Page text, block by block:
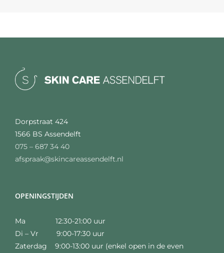
Dorpstraat 424
1566 BS Assendelft
075 – 687 34 40
afspraak@skincareassendelft.nl
OPENINGSTIJDEN
Ma 12:30-21:00 uur
Di – Vr 9:00-17:30 uur
Zaterdag 9:00-13:00 uur (enkel open in de even